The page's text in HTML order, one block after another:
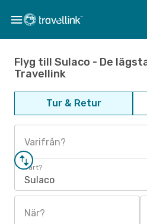
Flyg till Sulaco - De
Travellink
Tur & Retur
Varifrån?
Vart?
Sulaco
När?